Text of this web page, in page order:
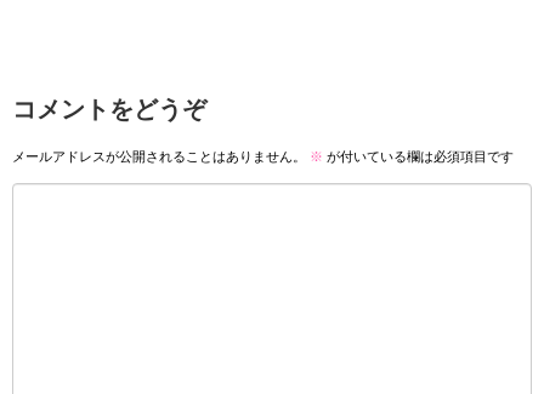
コメントをどうぞ
メールアドレスが公開されることはありません。 ※ が付いている欄は必須項目です